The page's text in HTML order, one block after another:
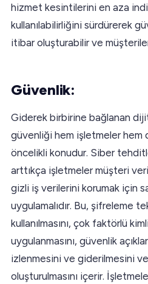
hizmet kesintilerini en aza
kullanılabilirliğini sürdürerek
itibar oluşturabilir ve
Güvenlik:
Giderek birbirine bağlanan
güvenliği hem işletmeler hem
öncelikli konudur. Siber
arttıkça işletmeler müşteri
gizli iş verilerini korumak için
uygulamalıdır. Bu, şifreleme
kullanılmasını, çok faktörlü
uygulanmasını, güvenlik
izlenmesini ve giderilmesini
oluşturulmasını içerir.